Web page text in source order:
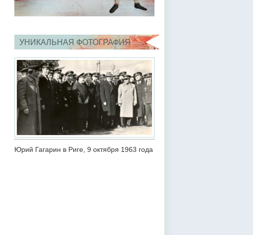
УНИКАЛЬНАЯ ФОТОГРАФИЯ
Юрий Гагарин в Риге, 9 октября 1963 года